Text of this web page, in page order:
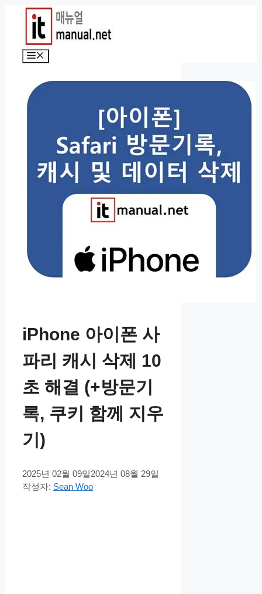
뉴
iPhone 아이폰 사
파리 캐시 삭제 10
초 해결 (+방문기
록, 쿠키 함께 지우
기)
2025년 02월 09일2024년 08월 29일
작성자: Sean Woo